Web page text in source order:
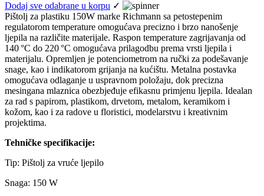
Dodaj sve odabrane u korpu ✓
Pištolj za plastiku 150W marke Richmann sa petostepenim
regulatorom temperature omogućava precizno i brzo nanošenje
ljepila na različite materijale. Raspon temperature zagrijavanja od
140 °C do 220 °C omogućava prilagodbu prema vrsti ljepila i
materijalu. Opremljen je potenciometrom na ručki za podešavanje
snage, kao i indikatorom grijanja na kućištu. Metalna postavka
omogućava odlaganje u uspravnom položaju, dok precizna
mesingana mlaznica obezbjeđuje efikasnu primjenu ljepila. Idealan
za rad s papirom, plastikom, drvetom, metalom, keramikom i
kožom, kao i za radove u floristici, modelarstvu i kreativnim
projektima.
Tehničke specifikacije:
Tip: Pištolj za vruće ljepilo
Snaga: 150 W